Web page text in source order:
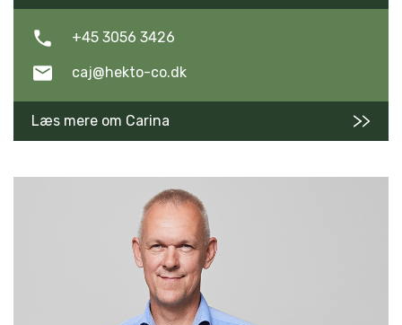
+45 3056 3426
caj@hekto-co.dk
Læs mere om Carina